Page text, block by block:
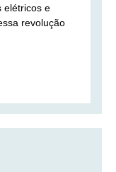
elétricos e
revolução